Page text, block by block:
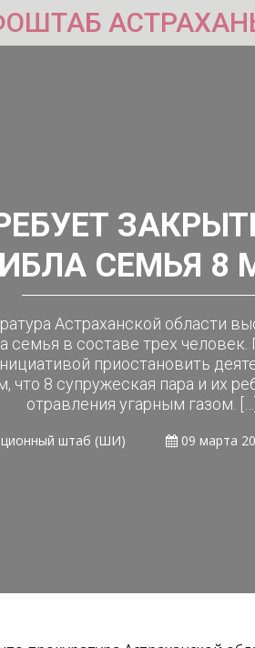
СЕМЬЯ 8
Астраханской области
семья в составе трех
приостановить
8 супружеская пара и их
отравления угарным газом. […]
штаб (ШИ) 09 марта